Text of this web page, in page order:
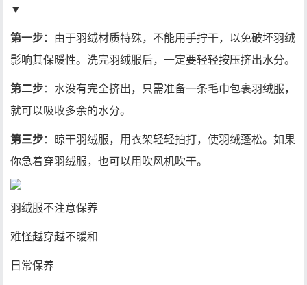
▼
第一步：由于羽绒材质特殊，不能用手拧干，以免破坏羽绒
影响其保暖性。洗完羽绒服后，一定要轻轻按压挤出水分。
第二步：水没有完全挤出，只需准备一条毛巾包裹羽绒服，
就可以吸收多余的水分。
第三步：晾干羽绒服，用衣架轻轻拍打，使羽绒蓬松。如果
你急着穿羽绒服，也可以用吹风机吹干。
羽绒服不注意保养
难怪越穿越不暖和
日常保养